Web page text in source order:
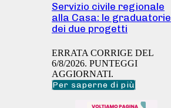
Servizio civile regionale
alla Casa: le graduatorie
dei due progetti
ERRATA CORRIGE DEL
6/8/2026. PUNTEGGI
AGGIORNATI.
Per saperne di più